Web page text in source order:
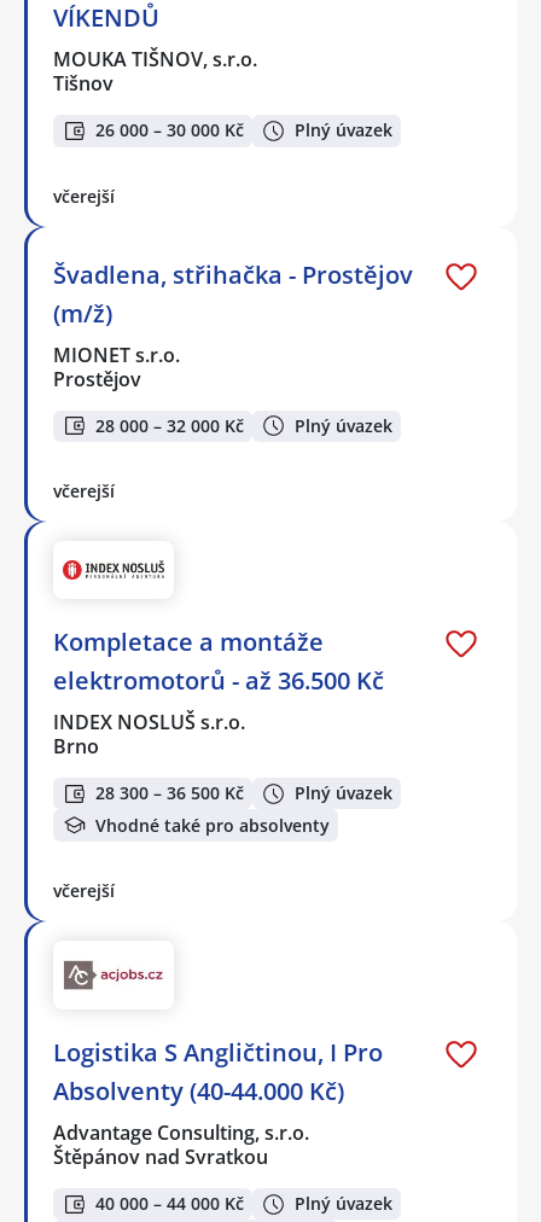
VÍKENDŮ
MOUKA TIŠNOV, s.r.o.
Tišnov
26 000 – 30 000 Kč Plný úvazek
včerejší
Švadlena, střihačka - Prostějov
(m/ž)
MIONET s.r.o.
Prostějov
28 000 – 32 000 Kč Plný úvazek
včerejší
Kompletace a montáže
elektromotorů - až 36.500 Kč
INDEX NOSLUŠ s.r.o.
Brno
28 300 – 36 500 Kč
Plný úvazek
Vhodné také pro absolventy
včerejší
Logistika S Angličtinou, I Pro
Absolventy (40-44.000 Kč)
Advantage Consulting, s.r.o.
Štěpánov nad Svratkou
40 000 – 44 000 Kč
Plný úvazek